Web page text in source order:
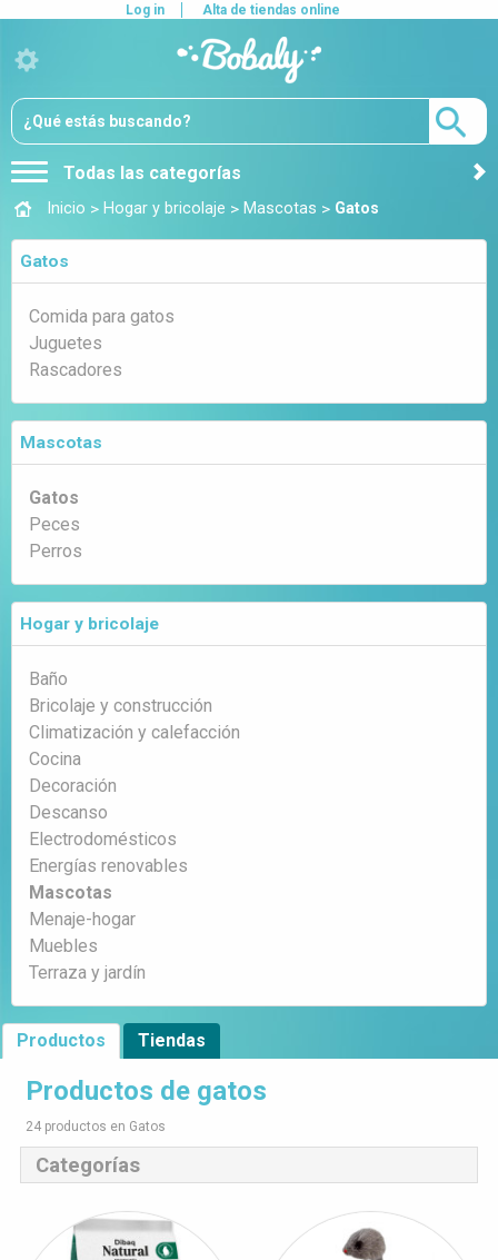
Todas las categorías
Log in Alta de tiendas online
Inicio > Hogar y bricolaje > Mascotas > Gatos
Gatos
Comida para gatos
Juguetes
Rascadores
Mascotas
Gatos
Peces
Perros
Hogar y bricolaje
Baño
Bricolaje y construcción
Climatización y calefacción
Cocina
Decoración
Descanso
Electrodomésticos
Energías renovables
Mascotas
Menaje-hogar
Muebles
Terraza y jardín
Productos Tiendas
Productos de gatos
24 productos en Gatos
Categorías